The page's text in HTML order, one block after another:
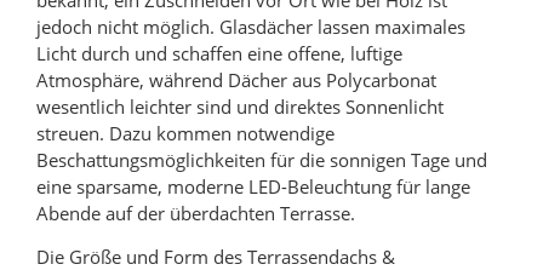
jedoch nicht möglich. Glasdächer lassen maximales
Licht durch und schaffen eine offene, luftige
Atmosphäre, während Dächer aus Polycarbonat
wesentlich leichter sind und direktes Sonnenlicht
streuen. Dazu kommen notwendige
Beschattungsmöglichkeiten für die sonnigen Tage und
eine sparsame, moderne LED-Beleuchtung für lange
Abende auf der überdachten Terrasse.
Die Größe und Form des Terrassendachs &